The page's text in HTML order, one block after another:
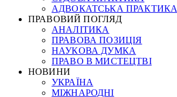
АДВОКАТСЬКА ПРАКТИКА
ПРАВОВИЙ ПОГЛЯД
АНАЛІТИКА
ПРАВОВА ПОЗИЦІЯ
НАУКОВА ДУМКА
ПРАВО В МИСТЕЦТВІ
НОВИНИ
УКРАЇНА
МІЖНАРОДНІ